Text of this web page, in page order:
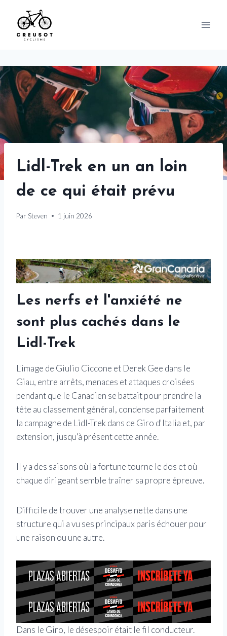
content
Lidl-Trek en un an loin
de ce qui était prévu
Par Steven 1 juin 2026
Les nerfs et l'anxiété ne
sont plus cachés dans le
Lidl-Trek
L'image de Giulio Ciccone et Derek Gee dans le
Giau, entre arrêts, menaces et attaques croisées
pendant que le Canadien se battait pour prendre la
tête au classement général, condense parfaitement
la campagne de Lidl-Trek dans ce Giro d'Italia et, par
extension, jusqu'à présent cette année.
Il y a des saisons où la fortune tourne le dos et où
chaque dirigeant semble traîner sa propre épreuve.
Difficile de trouver une analyse nette dans une
structure qui a vu ses principaux paris échouer pour
une raison ou une autre.
Dans le Giro, le désespoir était le fil conducteur.